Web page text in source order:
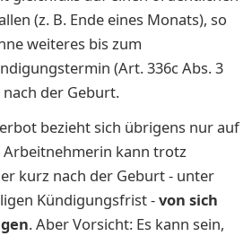
(z. B. Ende eines Monats), so
weiteres bis zum
(Art. 336c Abs. 3
nach der Geburt.
bezieht sich übrigens nur auf
Arbeitnehmerin kann trotz
kurz nach der Geburt - unter
Kündigungsfrist -von sich
. Aber Vorsicht: Es kann sein,